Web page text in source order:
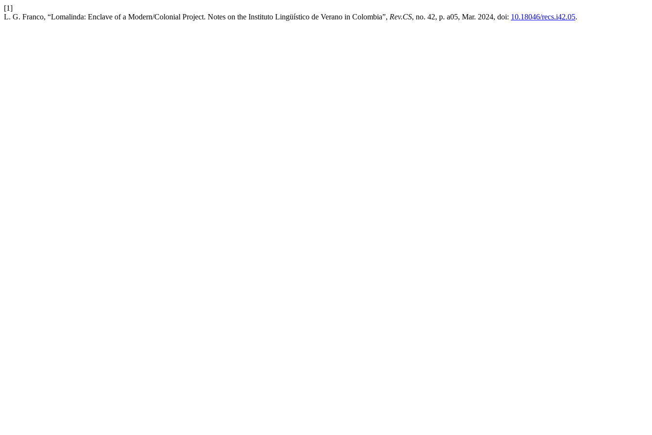
[1]
L. G. Franco, “Lomalinda: Enclave of a Modern/Colonial Project. Notes on the Instituto Lingüístico de Verano in Colombia”, Rev.CS, no. 42, p. a05, Mar. 2024, doi: 10.18046/recs.i42.05.